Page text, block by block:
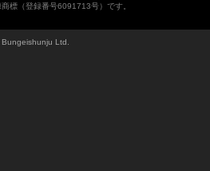
標（登録番号6091713号）です。
Ltd.